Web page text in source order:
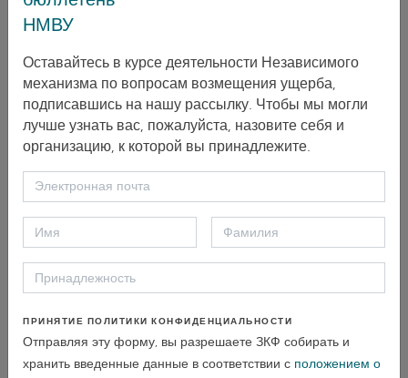
Контекст блокировки Covid-19 усилил эти опасения,
а также создал ряд других проблем при
рассмотрении этих дел, например, ограничил нашу
возможность проводить посещения объектов.
брошюру о преследовании
окончательной доработкой своих СОПов. В
настоящее время они проходят внутренние
консультации и будут опубликованы в ближайшее
время.[1] Кроме того, НМВУзаключил контракт с
опытной международной организацией на
проведение тренинга для своих сотрудников по
НМВУ
Оставайтесь в курсе деятельности Независимого
механизма по вопросам возмещения ущерба,
подписавшись на нашу рассылку. Чтобы мы могли
лучше узнать вас, пожалуйста, назовите себя и
организацию, к которой вы принадлежите.
ПРИНЯТИЕ ПОЛИТИКИ КОНФИДЕНЦИАЛЬНОСТИ
Отправляя эту форму, вы разрешаете ЗКФ собирать и
хранить введенные данные в соответствии с положением о